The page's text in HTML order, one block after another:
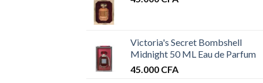
Victoria's Secret Bombshell
Midnight 50 ML Eau de Parfum
45.000 CFA